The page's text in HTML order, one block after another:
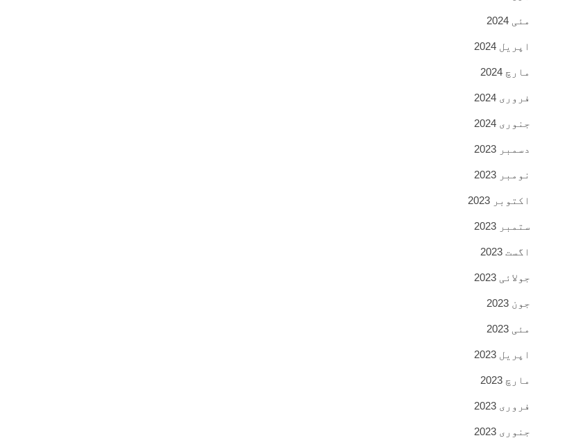
مئی 2024
اپریل 2024
مارچ 2024
فروری 2024
جنوری 2024
دسمبر 2023
نومبر 2023
اکتوبر 2023
ستمبر 2023
اگست 2023
جولائی 2023
جون 2023
مئی 2023
اپریل 2023
مارچ 2023
فروری 2023
جنوری 2023